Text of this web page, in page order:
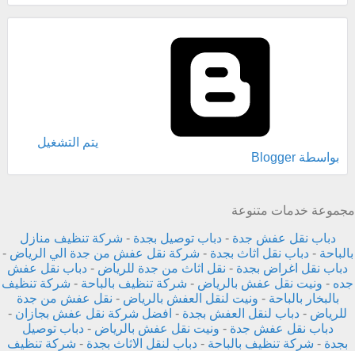
‏يتم التشغيل
بواسطة Blogger
مجموعة خدمات متنوعة
دباب نقل عفش جدة -دباب توصيل بجدة - شركة تنظيف منازل
بالباحة -دباب نقل اثاث بجدة - شركة نقل عفش من جدة الي الرياض -
دباب نقل اغراض بجدة - نقل اثاث من جدة للرياض - دباب نقل عفش
جده - ونيت نقل عفش بالرياض - شركة تنظيف بالباحة - شركة تنظيف
بالبخار بالباحة - ونيت لنقل العفش بالرياض - نقل عفش من جدة
للرياض - دباب لنقل العفش بجدة - افضل شركة نقل عفش بجازان -
دباب نقل عفش جدة - ونيت نقل عفش بالرياض -دباب توصيل
بجدة - شركة تنظيف بالباحة - دباب لنقل الاثاث بجدة - شركة تنظيف